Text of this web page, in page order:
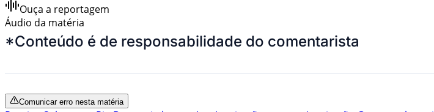
Ouça a reportagem
Áudio da matéria
*Conteúdo é de responsabilidade do comentarista
Comunicar erro nesta matéria